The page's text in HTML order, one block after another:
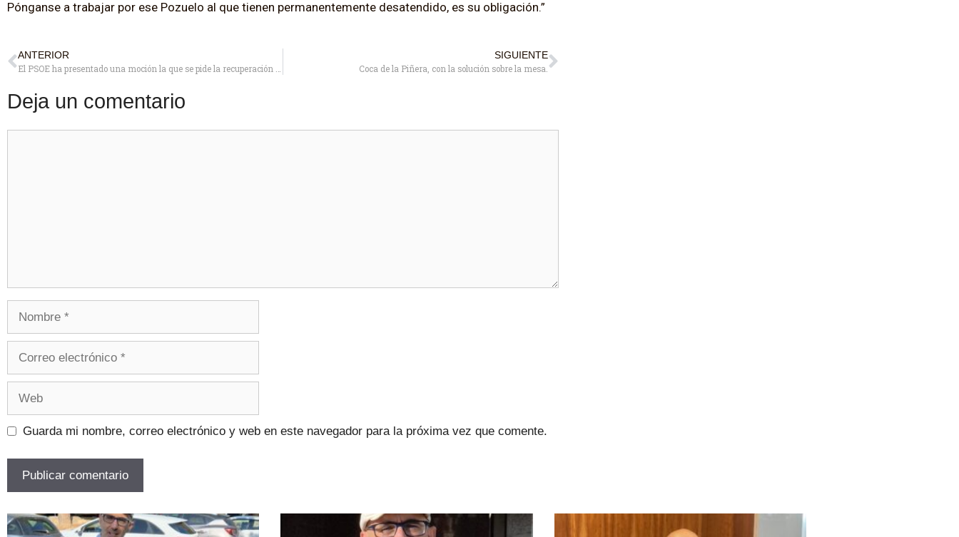
Pónganse a trabajar por ese Pozuelo al que tienen permanentemente desatendido, es su obligación.”
ANTERIOR
El PSOE ha presentado una moción la que se pide la recuperación y ejecución inmediata del plan de rehabilitación de Coca de la Piñera
SIGUIENTE
Coca de la Piñera, con la solución sobre la mesa.
Deja un comentario
Guarda mi nombre, correo electrónico y web en este navegador para la próxima vez que comente.